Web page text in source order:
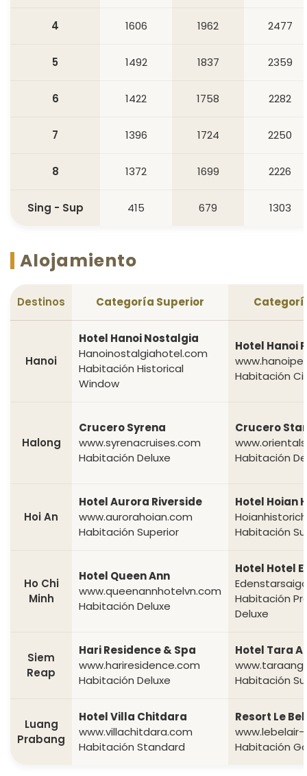
4 1606 1962 2477
5 1492 1837 2359
6 1422 1758 2282
7 1396 1724 2250
8 1372 1699 2226
Sing - Sup 415 679 1303
Alojamiento
Destinos Categoría Superior
Hanoi
Hotel Hanoi Nostalgia
Hanoinostalgiahotel.com
Habitación Historical
Window
Hotel Hanoi
Habitación
Halong
Crucero Syrena
www.syrenacruises.com
Habitación Deluxe
Crucero
Habitación
Hoi An
Hotel Aurora Riverside
www.aurorahoian.com
Habitación Superior
Hotel Hoian
Habitación
Ho Chi
Minh
Hotel Queen Ann
www.queenannhotelvn.com
Habitación Deluxe
Hotel Hotel
Habitación
Deluxe
Siem
Reap
Hari Residence & Spa
www.hariresidence.com
Habitación Deluxe
Hotel Tara
Habitación
Luang
Prabang
Hotel Villa Chitdara
www.villachitdara.com
Habitación Standard
Resort Le
Habitación